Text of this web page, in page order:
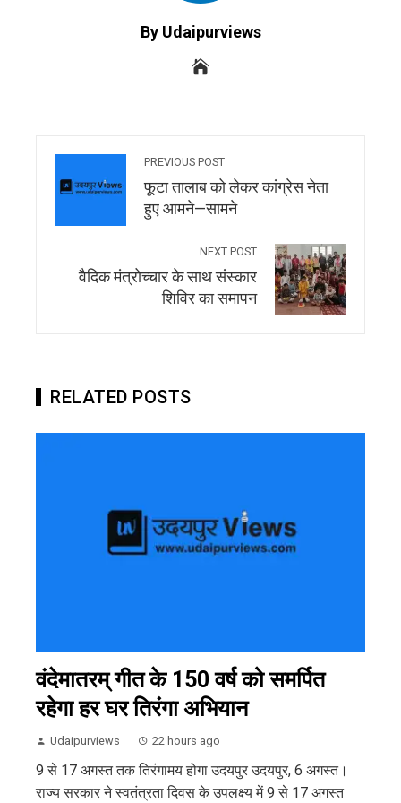
By Udaipurviews
PREVIOUS POST
फूटा तालाब को लेकर कांग्रेस नेता
हुए आमने—सामने
NEXT POST
वैदिक मंत्रोच्चार के साथ संस्कार
शिविर का समापन
RELATED POSTS
वंदेमातरम् गीत के 150 वर्ष को समर्पित
रहेगा हर घर तिरंगा अभियान
Udaipurviews 22 hours ago
9 से 17 अगस्त तक तिरंगामय होगा उदयपुर उदयपुर, 6 अगस्त।
राज्य सरकार ने स्वतंत्रता दिवस के उपलक्ष्य में 9 से 17 अगस्त